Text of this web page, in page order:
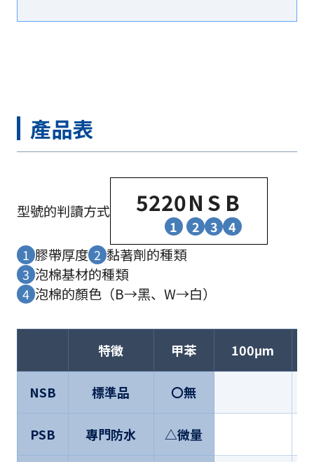
產品表
型號的判讀方式 5220
1
N
2
S
3
B
4
1 膠帶厚度 2 黏著劑的種類
3 泡棉基材的種類
4 泡棉的顏色（B→黑、W→白）
特徵 甲苯 100μm
NSB 標準品 〇無
PSB 專門防水 △微量